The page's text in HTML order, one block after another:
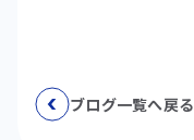
ブログ一覧へ戻る